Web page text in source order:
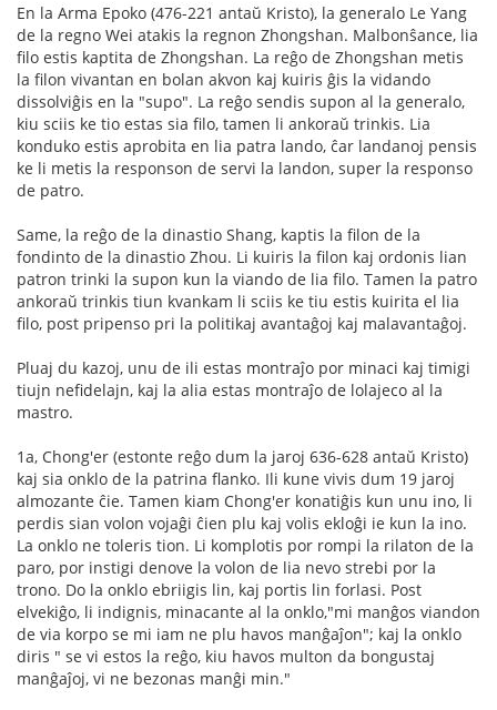
En la Arma Epoko (476-221 antaŭ Kristo), la generalo Le Yang
de la regno Wei atakis la regnon Zhongshan. Malbonŝance, lia
filo estis kaptita de Zhongshan. La reĝo de Zhongshan metis
la filon vivantan en bolan akvon kaj kuiris ĝis la vidando
dissolviĝis en la "supo". La reĝo sendis supon al la generalo,
kiu sciis ke tio estas sia filo, tamen li ankoraŭ trinkis. Lia
konduko estis aprobita en lia patra lando, ĉar landanoj pensis
ke li metis la responson de servi la landon, super la responso
de patro.
Same, la reĝo de la dinastio Shang, kaptis la filon de la
fondinto de la dinastio Zhou. Li kuiris la filon kaj ordonis lian
patron trinki la supon kun la viando de lia filo. Tamen la patro
ankoraŭ trinkis tiun kvankam li sciis ke tiu estis kuirita el lia
filo, post pripenso pri la politikaj avantaĝoj kaj malavantaĝoj.
Pluaj du kazoj, unu de ili estas montraĵo por minaci kaj timigi
tiujn nefidelajn, kaj la alia estas montraĵo de lolajeco al la
mastro.
1a, Chong'er (estonte reĝo dum la jaroj 636-628 antaŭ Kristo)
kaj sia onklo de la patrina flanko. Ili kune vivis dum 19 jaroj
almozante ĉie. Tamen kiam Chong'er konatiĝis kun unu ino, li
perdis sian volon vojaĝi ĉien plu kaj volis ekloĝi ie kun la ino.
La onklo ne toleris tion. Li komplotis por rompi la rilaton de la
paro, por instigi denove la volon de lia nevo strebi por la
trono. Do la onklo ebriigis lin, kaj portis lin forlasi. Post
elvekiĝo, li indignis, minacante al la onklo,"mi manĝos viandon
de via korpo se mi iam ne plu havos manĝaĵon"; kaj la onklo
diris " se vi estos la reĝo, kiu havos multon da bongustaj
manĝaĵoj, vi ne bezonas manĝi min."